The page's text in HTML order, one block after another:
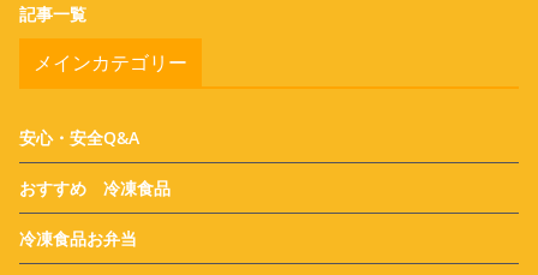
記事一覧
メインカテゴリー
安心・安全Q&A
おすすめ 冷凍食品
冷凍食品お弁当